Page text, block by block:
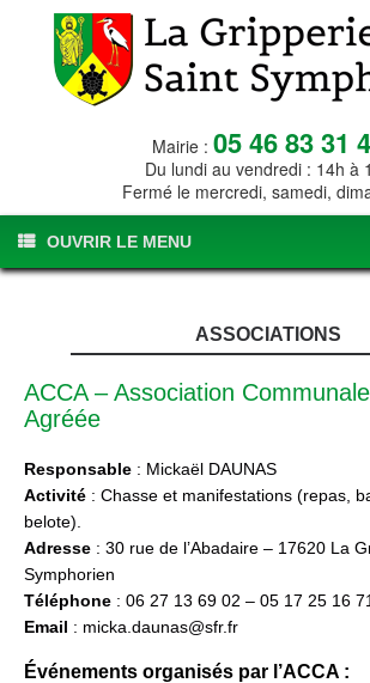
Mairie : 05 46 83 31
Du lundi au vendredi : 14h à
Fermé le mercredi, samedi,
OUVRIR LE MENU
ASSOCIATIONS
ACCA – Association
Agréée
Responsable : Mickaël DAUNAS
Activité : Chasse et manifestations (repas,
belote).
Adresse : 30 rue de l’Abadaire – 17620 La
Symphorien
Téléphone : 06 27 13 69 02 – 05 17 25 16 71
Email : micka.daunas@sfr.fr
Événements organisés par l’ACCA :